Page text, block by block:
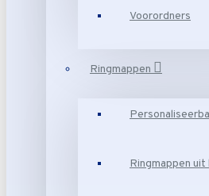
Voorordners
Ringmappen
Ringmappen uit